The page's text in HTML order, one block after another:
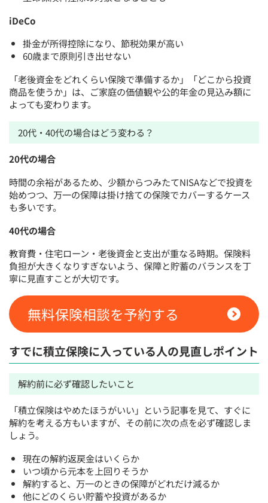
iDeCo
掛金が所得控除になり、節税効果が高い
60歳まで原則引き出せない
「老後資金をどれくらい保険で準備するか」「どこから投資
商品を使うか」は、ご家庭の価値観や公的年金の見込み額に
よっても変わります。
20代・40代の場合はどう変わる？
20代の場合
時間の余裕があるため、少額からつみたてNISAなどで投資を
始めつつ、万一の保障は掛け捨ての保険でカバーするケース
も多いです。
40代の場合
教育費・住宅ローン・老後資金と支出が重なる時期。保険料
負担が大きくなりすぎないよう、保障と貯蓄のバランスを丁
寧に見直すことが大切です。
無料保険相談を予約する
すでに積立保険に入っている人の見直しポイント
解約前に必ず確認したいこと
「積立保険はやめたほうがいい」という記事を見て、すぐに
解約を考える方もいますが、その前に次の点を必ず確認しま
しょう。
現在の解約返戻金はいくらか
いつ頃から元本を上回りそうか
解約すると、万一のときの保障がどれだけ減るか
他にどのくらい貯蓄や投資があるか